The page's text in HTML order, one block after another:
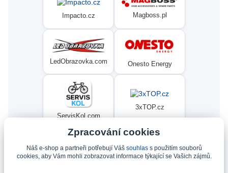
Impacto.cz Magboss.pl
LedObrazovka.com Onesto Energy
ServisKol.com
3xTOP.cz
Condat Ninex.cz
Zpracování cookies
Náš e-shop a partneři potřebují Váš souhlass použitím souborů
cookies, aby Vám mohli zobrazovat informace týkající se Vašich zájmů.